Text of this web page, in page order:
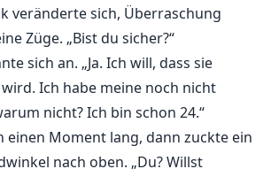
veränderte sich, Überraschung
Züge. „Bist du sicher?“
sich an. „Ja. Ich will, dass sie
Ich habe meine noch nicht
nicht? Ich bin schon 24.“
einen Moment lang, dann zuckte ein
nach oben. „Du? Willst